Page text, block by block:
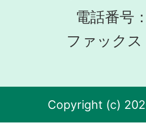
電話番号
ファック
Copyright (c)